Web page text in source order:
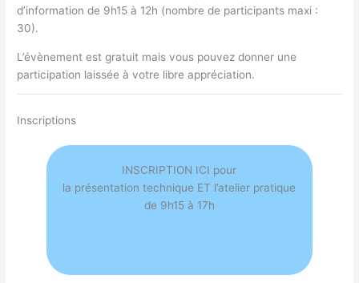
d’information de 9h15 à 12h (nombre de participants maxi :
30).
L’évènement est gratuit mais vous pouvez donner une
participation laissée à votre libre appréciation.
Inscriptions
INSCRIPTION ICI pour
la présentation technique ET l’atelier pratique
de 9h15 à 17h